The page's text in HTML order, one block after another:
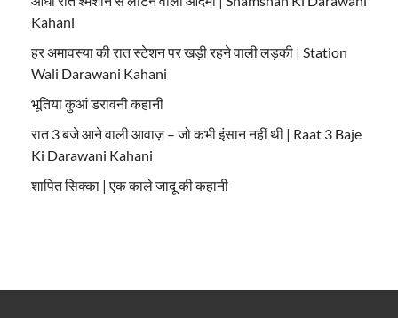
Kahani
हर अमावस्या की रात स्टेशन पर खड़ी रहने वाली लड़की | Station
Wali Darawani Kahani
भूतिया कुआं डरावनी कहानी
रात 3 बजे आने वाली आवाज़ – जो कभी इंसान नहीं थी | Raat 3 Baje
Ki Darawani Kahani
शापित सिक्का | एक काले जादू की कहानी